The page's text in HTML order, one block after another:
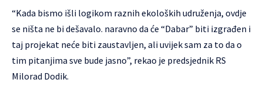
“Kada bismo išli logikom raznih ekoloških udruženja, ovdje
se ništa ne bi dešavalo. naravno da će “Dabar” biti izgrađen i
taj projekat neće biti zaustavljen, ali uvijek sam za to da o
tim pitanjima sve bude jasno”, rekao je predsjednik RS
Milorad Dodik.